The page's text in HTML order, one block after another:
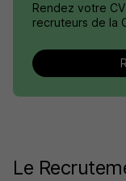
Rendez votre
recruteurs de la
Le